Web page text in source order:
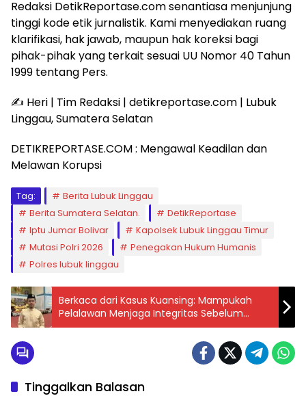
Redaksi DetikReportase.com senantiasa menjunjung
tinggi kode etik jurnalistik. Kami menyediakan ruang
klarifikasi, hak jawab, maupun hak koreksi bagi
pihak-pihak yang terkait sesuai UU Nomor 40 Tahun
1999 tentang Pers.
​✍️ Heri | Tim Redaksi | detikreportase.com | Lubuk
Linggau, Sumatera Selatan
​DETIKREPORTASE.COM : Mengawal Keadilan dan
Melawan Korupsi
Tag:
Berita Lubuk Linggau
Berita Sumatera Selatan.
DetikReportase
Iptu Jumar Bolivar
Kapolsek Lubuk Linggau Timur
Mutasi Polri 2026
Penegakan Hukum Humanis
Polres lubuk linggau
Berkaca dari Kasus Kuansing: Mampukah
Pelalawan Menjaga Integritas Sebelum
Terlambat?
Tinggalkan Balasan